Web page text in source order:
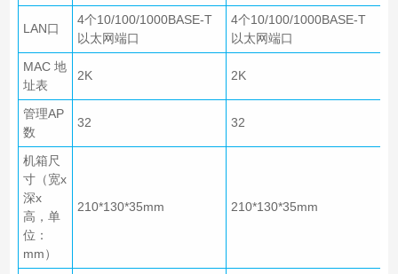
LAN口
4个10/100/1000BASE-T
以太网端口
4个10/100/1000BASE-T
以太网端口
MAC 地
址表
2K 2K
管理AP
数
32 32
机箱尺
寸（宽x
深x
高，单
位：
mm）
210*130*35mm 210*130*35mm